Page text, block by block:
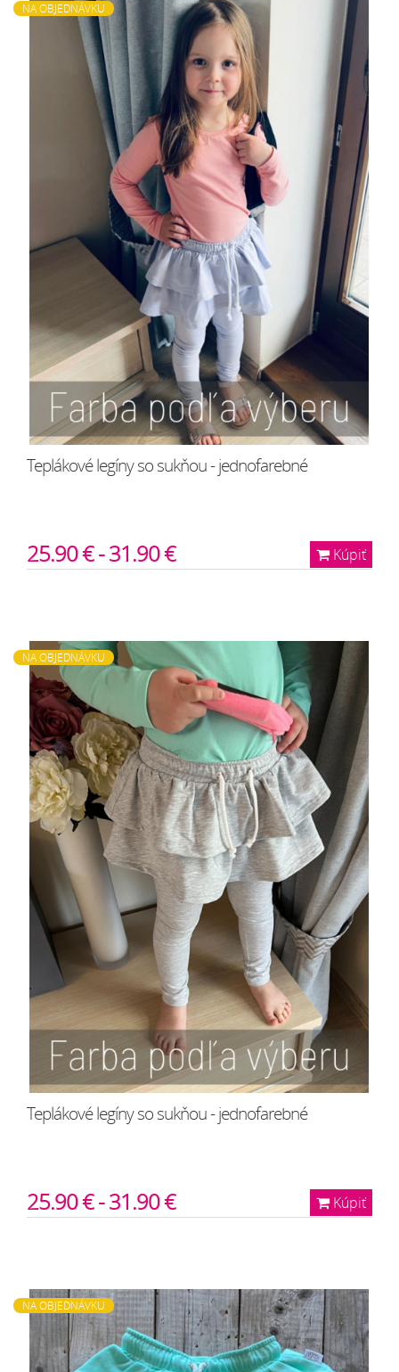
NA OBJEDNÁVKU
Teplákové legíny so sukňou - jednofarebné
Kúpiť
25.90 € - 31.90 €
NA OBJEDNÁVKU
Teplákové legíny so sukňou - jednofarebné
Kúpiť
25.90 € - 31.90 €
NA OBJEDNÁVKU